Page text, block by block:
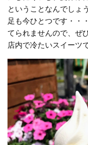
ということなんでしょ
足も今ひとつです・・
てられませんので、ぜ
店内で冷たいスイーツ